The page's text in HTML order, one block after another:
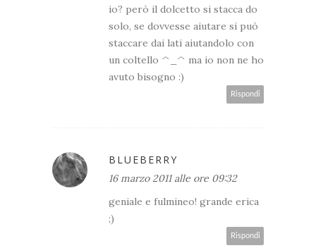
io? però il dolcetto si stacca do
solo, se dovvesse aiutare si può
staccare dai lati aiutandolo con
un coltello ^_^ ma io non ne ho
avuto bisogno :)
Rispondi
BLUEBERRY
16 marzo 2011 alle ore 09:32
geniale e fulmineo! grande erica
;)
Rispondi